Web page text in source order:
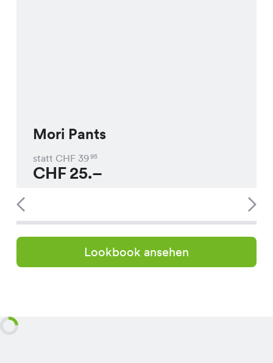
Mori Pants
statt CHF 3995
CHF25.–
Lookbook ansehen